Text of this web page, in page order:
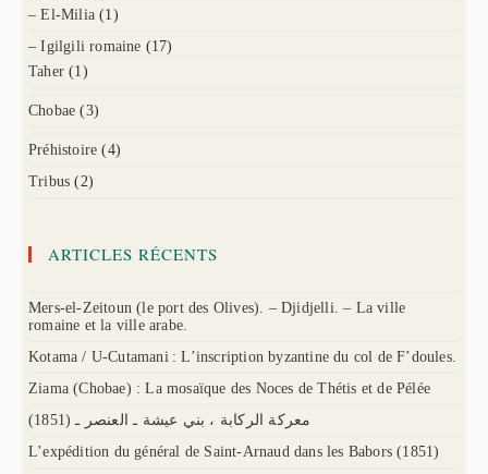
– El-Milia (1)
– Igilgili romaine (17)
Taher (1)
Chobae (3)
Préhistoire (4)
Tribus (2)
ARTICLES RÉCENTS
Mers-el-Zeitoun (le port des Olives). – Djidjelli. – La ville
romaine et la ville arabe.
Kotama / U-Cutamani : L’inscription byzantine du col de F’doules.
Ziama (Chobae) : La mosaïque des Noces de Thétis et de Pélée
(1851) معركة الركابة ، بني عيشة ـ العنصر ـ
L’expédition du général de Saint-Arnaud dans les Babors (1851)